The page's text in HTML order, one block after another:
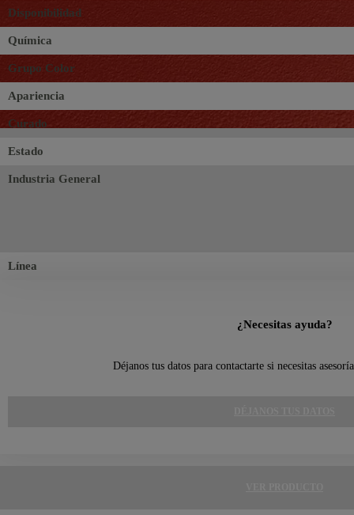
Disponibilidad
Química
Grupo Color
Apariencia
Curado
Estado
Industria General
Línea
¿Necesitas ayuda?
Déjanos tus datos para contactarte si necesitas